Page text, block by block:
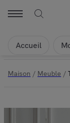
Accueil
Maison / Meuble /